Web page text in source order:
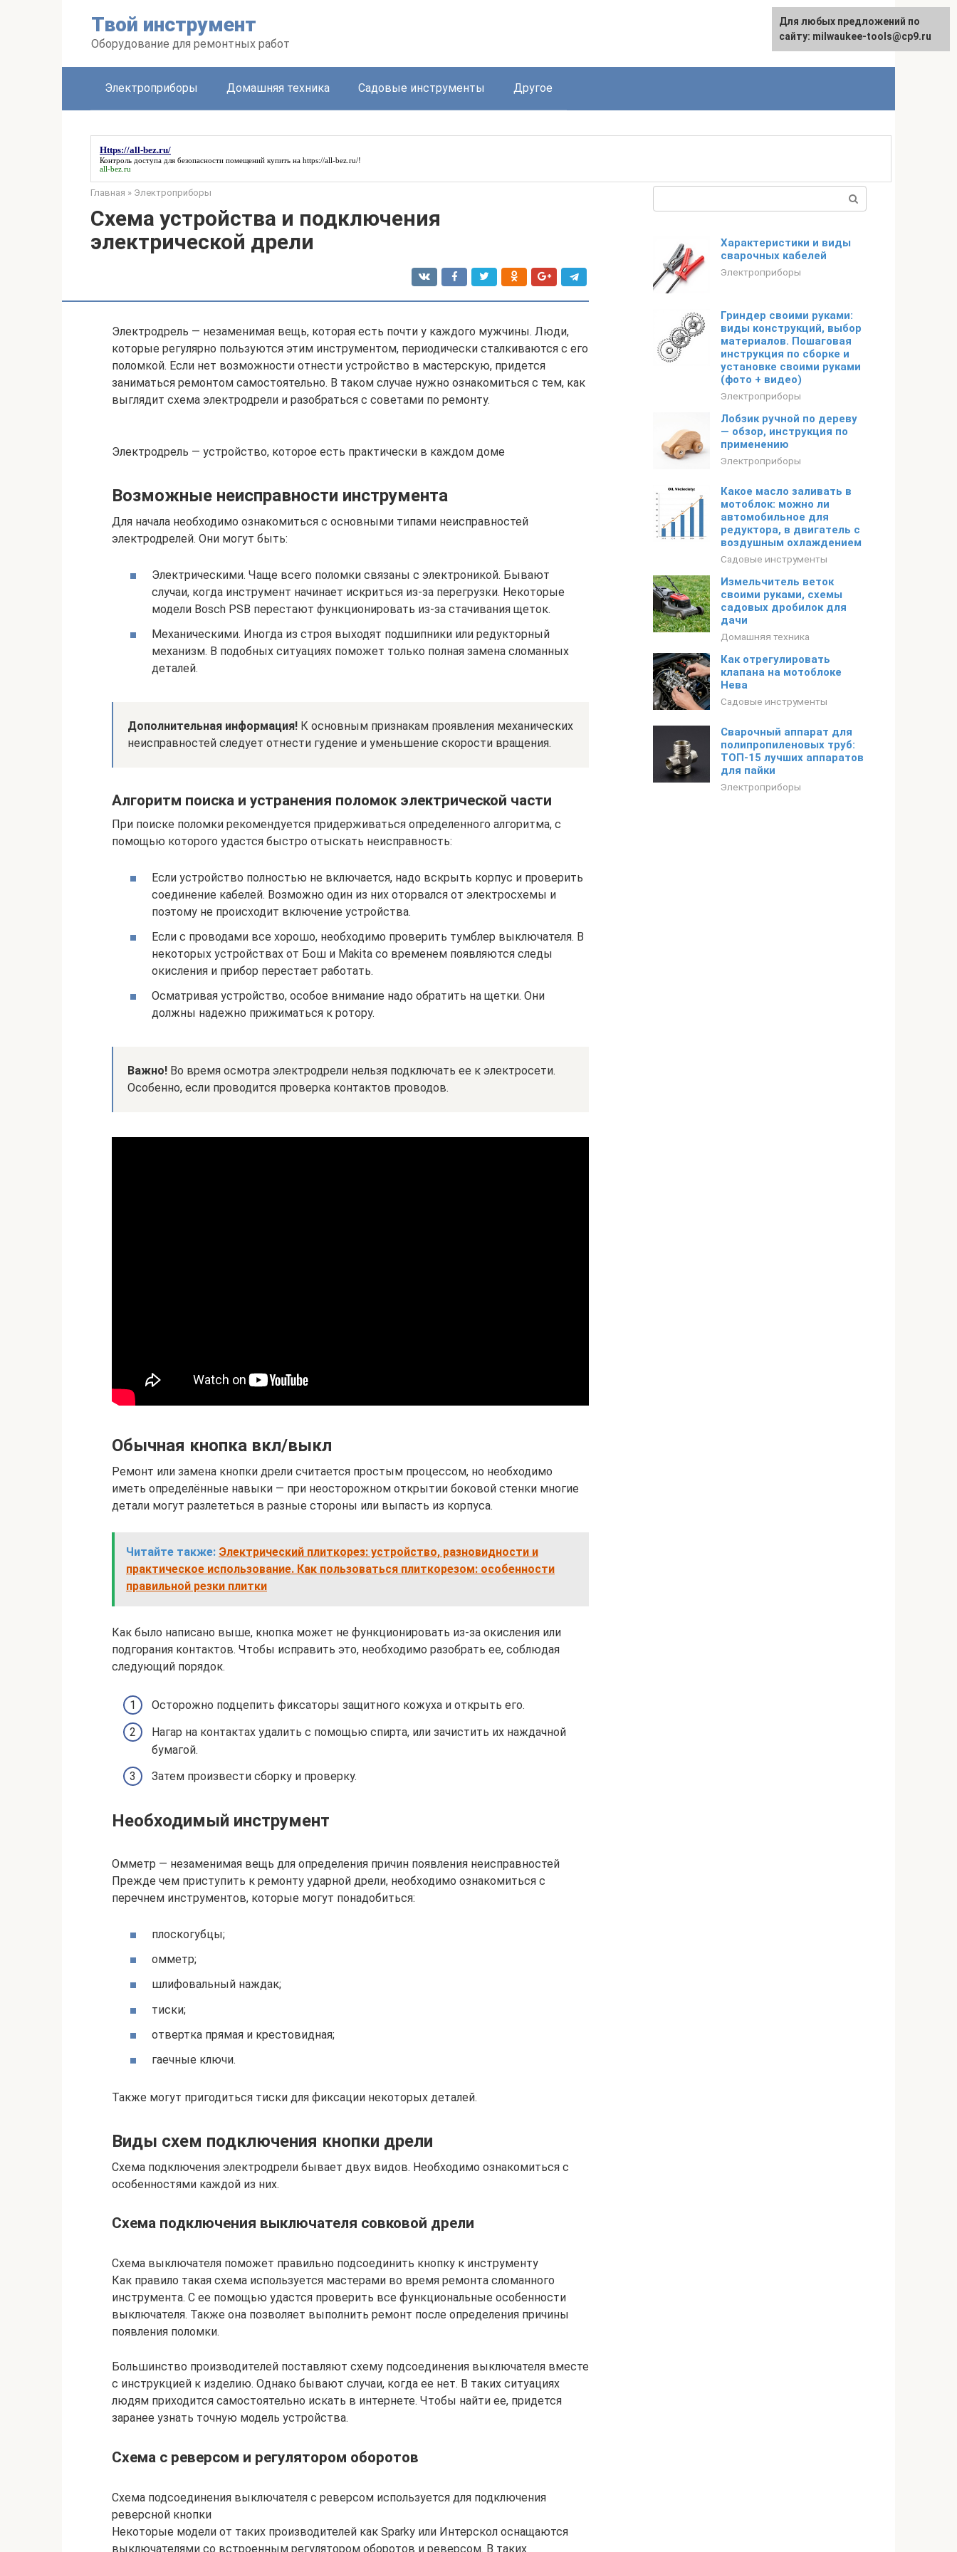
Твой инструмент
Оборудование для ремонтных работ
English
Электроприборы Домашняя техника Садовые инструменты Другое
Https://all-bez.ru/
Контроль доступа для безопасности помещений купить на https://all-bez.ru/!
all-bez.ru
Главная » Электроприборы
Схема устройства и подключения
электрической дрели
Электродрель — незаменимая вещь, которая есть почти у каждого мужчины. Люди,
которые регулярно пользуются этим инструментом, периодически сталкиваются с его
поломкой. Если нет возможности отнести устройство в мастерскую, придется
заниматься ремонтом самостоятельно. В таком случае нужно ознакомиться с тем, как
выглядит схема электродрели и разобраться с советами по ремонту.
Электродрель — устройство, которое есть практически в каждом доме
Возможные неисправности инструмента
Для начала необходимо ознакомиться с основными типами неисправностей
электродрелей. Они могут быть:
Электрическими. Чаще всего поломки связаны с электроникой. Бывают
случаи, когда инструмент начинает искриться из-за перегрузки. Некоторые
модели Bosch PSB перестают функционировать из-за стачивания щеток.
Механическими. Иногда из строя выходят подшипники или редукторный
механизм. В подобных ситуациях поможет только полная замена сломанных
деталей.
Дополнительная информация! К основным признакам проявления механических
неисправностей следует отнести гудение и уменьшение скорости вращения.
Алгоритм поиска и устранения поломок электрической части
При поиске поломки рекомендуется придерживаться определенного алгоритма, с
помощью которого удастся быстро отыскать неисправность:
Если устройство полностью не включается, надо вскрыть корпус и проверить
соединение кабелей. Возможно один из них оторвался от электросхемы и
поэтому не происходит включение устройства.
Если с проводами все хорошо, необходимо проверить тумблер выключателя. В
некоторых устройствах от Бош и Makita со временем появляются следы
окисления и прибор перестает работать.
Осматривая устройство, особое внимание надо обратить на щетки. Они
должны надежно прижиматься к ротору.
Важно! Во время осмотра электродрели нельзя подключать ее к электросети.
Особенно, если проводится проверка контактов проводов.
Обычная кнопка вкл/выкл
Ремонт или замена кнопки дрели считается простым процессом, но необходимо
иметь определённые навыки — при неосторожном открытии боковой стенки многие
детали могут разлететься в разные стороны или выпасть из корпуса.
Читайте также: Электрический плиткорез: устройство, разновидности и
практическое использование. Как пользоваться плиткорезом: особенности
правильной резки плитки
Как было написано выше, кнопка может не функционировать из-за окисления или
подгорания контактов. Чтобы исправить это, необходимо разобрать ее, соблюдая
следующий порядок.
Осторожно подцепить фиксаторы защитного кожуха и открыть его.
Нагар на контактах удалить с помощью спирта, или зачистить их наждачной
бумагой.
Затем произвести сборку и проверку.
Необходимый инструмент
Омметр — незаменимая вещь для определения причин появления неисправностей
Прежде чем приступить к ремонту ударной дрели, необходимо ознакомиться с
перечнем инструментов, которые могут понадобиться:
плоскогубцы;
омметр;
шлифовальный наждак;
тиски;
отвертка прямая и крестовидная;
гаечные ключи.
Также могут пригодиться тиски для фиксации некоторых деталей.
Виды схем подключения кнопки дрели
Схема подключения электродрели бывает двух видов. Необходимо ознакомиться с
особенностями каждой из них.
Схема подключения выключателя совковой дрели
Схема выключателя поможет правильно подсоединить кнопку к инструменту
Как правило такая схема используется мастерами во время ремонта сломанного
инструмента. С ее помощью удастся проверить все функциональные особенности
выключателя. Также она позволяет выполнить ремонт после определения причины
появления поломки.
Большинство производителей поставляют схему подсоединения выключателя вместе
с инструкцией к изделию. Однако бывают случаи, когда ее нет. В таких ситуациях
людям приходится самостоятельно искать в интернете. Чтобы найти ее, придется
заранее узнать точную модель устройства.
Схема с реверсом и регулятором оборотов
Схема подсоединения выключателя с реверсом используется для подключения
реверсной кнопки
Некоторые модели от таких производителей как Sparky или Интерскол оснащаются
выключателями со встроенным регулятором оборотов и реверсом. В таких
Характеристики и виды
сварочных кабелей
Электроприборы
Гриндер своими руками:
виды конструкций, выбор
материалов. Пошаговая
инструкция по сборке и
установке своими руками
(фото + видео)
Электроприборы
Лобзик ручной по дереву
— обзор, инструкция по
применению
Электроприборы
Какое масло заливать в
мотоблок: можно ли
автомобильное для
редуктора, в двигатель с
воздушным охлаждением
Садовые инструменты
Измельчитель веток
своими руками, схемы
садовых дробилок для
дачи
Домашняя техника
Как отрегулировать
клапана на мотоблоке
Нева
Садовые инструменты
Сварочный аппарат для
полипропиленовых труб:
ТОП-15 лучших аппаратов
для пайки
Электроприборы
Для любых предложений по
сайту: milwaukee-tools@cp9.ru